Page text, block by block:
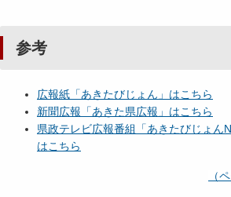
参考
広報紙「あきたびじょん」はこちら
新聞広報「あきた県広報」はこちら
県政テレビ広報番組「あきたびじょん
はこちら
（